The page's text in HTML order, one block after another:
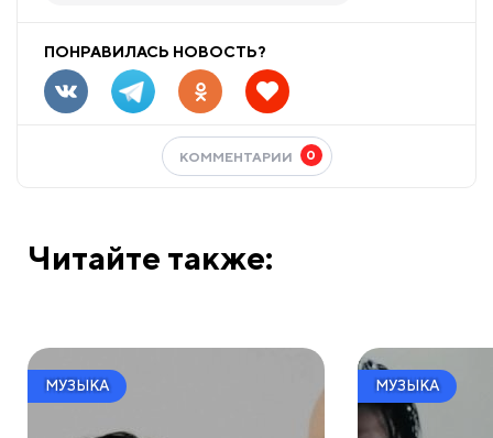
ПОНРАВИЛАСЬ НОВОСТЬ?
КОММЕНТАРИИ 0
Читайте также:
МУЗЫКА МУЗЫКА